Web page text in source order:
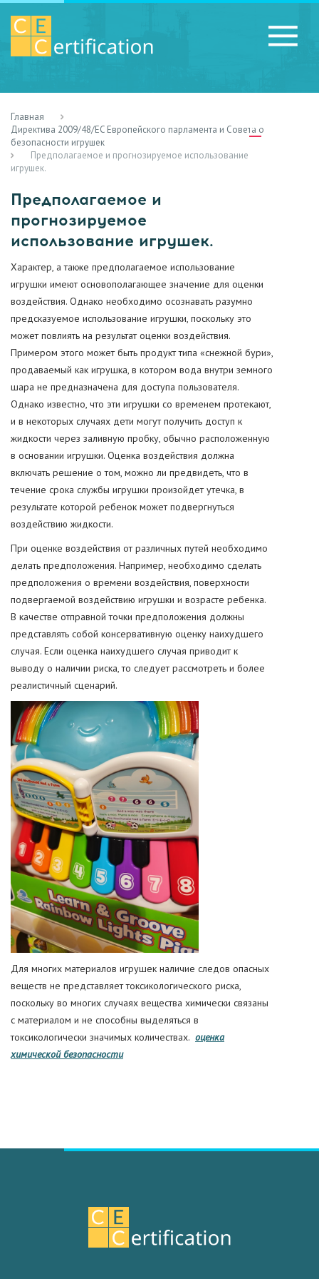
RU
Главная
Директива 2009/48/EC Европейского парламента и Совета о
безопасности игрушек
Предполагаемое и прогнозируемое использование
игрушек.
Предполагаемое и
прогнозируемое
использование игрушек.
Характер, а также предполагаемое использование
игрушки имеют основополагающее значение для оценки
воздействия. Однако необходимо осознавать разумно
предсказуемое использование игрушки, поскольку это
может повлиять на результат оценки воздействия.
Примером этого может быть продукт типа «снежной бури»,
продаваемый как игрушка, в котором вода внутри земного
шара не предназначена для доступа пользователя.
Однако известно, что эти игрушки со временем протекают,
и в некоторых случаях дети могут получить доступ к
жидкости через заливную пробку, обычно расположенную
в основании игрушки. Оценка воздействия должна
включать решение о том, можно ли предвидеть, что в
течение срока службы игрушки произойдет утечка, в
результате которой ребенок может подвергнуться
воздействию жидкости.
При оценке воздействия от различных путей необходимо
делать предположения. Например, необходимо сделать
предположения о времени воздействия, поверхности
подвергаемой воздействию игрушки и возрасте ребенка.
В качестве отправной точки предположения должны
представлять собой консервативную оценку наихудшего
случая. Если оценка наихудшего случая приводит к
выводу о наличии риска, то следует рассмотреть и более
реалистичный сценарий.
Для многих материалов игрушек наличие следов опасных
веществ не представляет токсикологического риска,
поскольку во многих случаях вещества химически связаны
с материалом и не способны выделяться в
токсикологически значимых количествах. оценка
химической безопасности